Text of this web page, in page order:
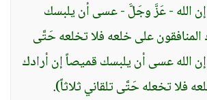
إن الله - عَزَّ وجَلَّ - عسى أن يلبسك
على خلعه فلا تخلعه حَتَّى
إن الله عسى أن يلبسك قميصاً إن أرادك
فلا تخعله حَتَّى تلقاني ثلاثاً).